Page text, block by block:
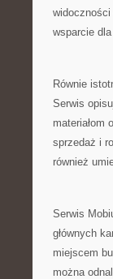
wsparcie
Równie
Serwis
materiałom
sprzedaż i
również
Serwis
głównych
miejscem
można